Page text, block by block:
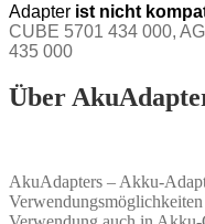
Adapter ist nicht
CUBE 5701 434 000,
435 000
Über
AkuAdapters – Akku-